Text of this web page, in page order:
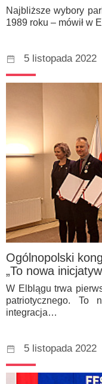
Najbliższe wybory
1989 roku – mówił w
5 listopada 2022
Ogólnopolski
„To nowa
W Elblągu trwa
patriotycznego. To
integracja…
5 listopada 2022